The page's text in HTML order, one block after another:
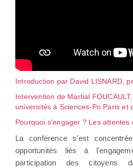
Introduction par David LISNARD,
Intervention de Martial
universités à Sciences-Po Paris et
Pourquoi s’engager ? Les attentes
La conférence s'est
opportunités liés à
participation des citoyens